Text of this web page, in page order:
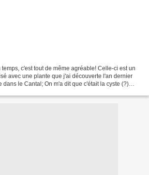
c'est tout de même agréable! Celle-ci est un
avec une plante que j'ai découverte l'an dernier
dans le Cantal; On m'a dit que c'était la cyste (?)